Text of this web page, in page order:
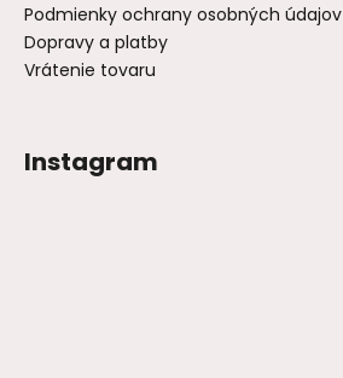
Podmienky ochrany osobných údajov
Dopravy a platby
Vrátenie tovaru
Instagram